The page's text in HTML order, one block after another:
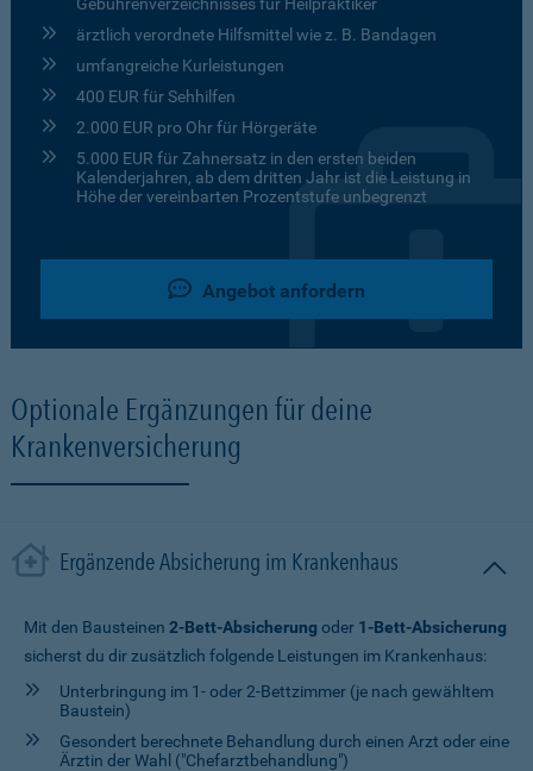
ärztlich verordnete Hilfsmittel wie z. B. Bandagen
umfangreiche Kurleistungen
400 EUR für Sehhilfen
2.000 EUR pro Ohr für Hörgeräte
5.000 EUR für Zahnersatz in den ersten beiden
Kalenderjahren, ab dem dritten Jahr ist die Leistung in
Höhe der vereinbarten Prozentstufe unbegrenzt
Angebot anfordern
Optionale Ergänzungen für deine
Krankenversicherung
Ergänzende Absicherung im Krankenhaus
Mit den Bausteinen 2-Bett-Absicherung oder 1-Bett-Absicherung
sicherst du dir zusätzlich folgende Leistungen im Krankenhaus:
Unterbringung im 1- oder 2-Bettzimmer (je nach gewähltem
Baustein)
Gesondert berechnete Behandlung durch einen Arzt oder eine
Ärztin der Wahl ("Chefarztbehandlung")